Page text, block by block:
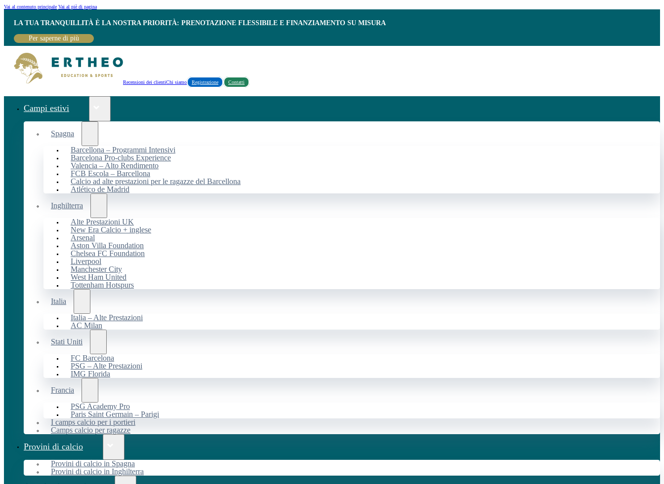
Vai al contenuto principale Vai al piè di pagina
LA TUA TRANQUILLITÀ È LA NOSTRA PRIORITÀ: PRENOTAZIONE FLESSIBILE E FINANZIAMENTO SU MISURA
Per saperne di più
Recensioni dei clientiChi siamo Registrazione Contatti
Campi estivi
Spagna
Barcellona – Programmi Intensivi
Barcelona Pro-clubs Experience
Valencia – Alto Rendimento
FCB Escola – Barcellona
Calcio ad alte prestazioni per le ragazze del Barcellona
Atlético de Madrid
Inghilterra
Alte Prestazioni UK
New Era Calcio + inglese
Arsenal
Aston Villa Foundation
Chelsea FC Foundation
Liverpool
Manchester City
West Ham United
Tottenham Hotspurs
Italia
Italia – Alte Prestazioni
AC Milan
Stati Uniti
FC Barcelona
PSG – Alte Prestazioni
IMG Florida
Francia
PSG Academy Pro
Paris Saint Germain – Parigi
I camps calcio per i portieri
Camps calcio per ragazze
Provini di calcio
Provini di calcio in Spagna
Provini di calcio in Inghilterra